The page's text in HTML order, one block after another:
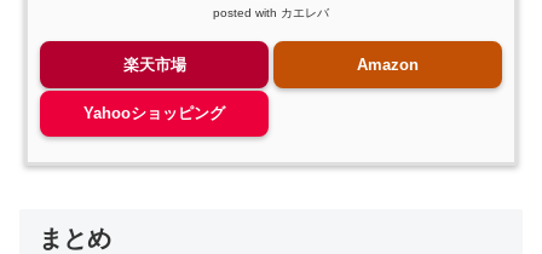
posted with カエレバ
楽天市場 Amazon
Yahooショッピング
まとめ